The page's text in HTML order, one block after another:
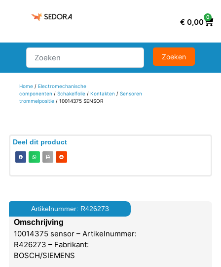
€ 0,00
0
Home/ Electromechanische
componenten / Schakelfolie/ Kontakten / Sensoren
trommelpositie/ 10014375 SENSOR
Deel dit product
Artikelnummer: R426273
Omschrijving
10014375 sensor – Artikelnummer:
R426273 – Fabrikant:
BOSCH/SIEMENS